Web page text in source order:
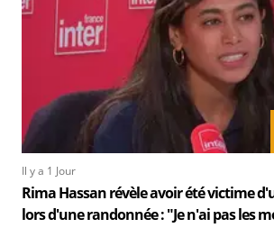
Il y a 1 Jour
Rima Hassan révèle avoir été victime
lors d'une randonnée : "Je n'ai pas les